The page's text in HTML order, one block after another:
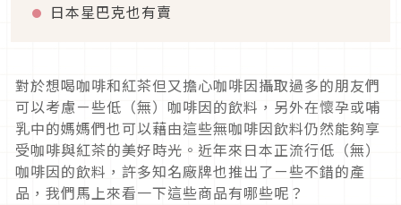
日本星巴克也有賣
對於想喝咖啡和紅茶但又擔心咖啡因攝取過多的朋友們
可以考慮ㄧ些低（無）咖啡因的飲料，另外在懷孕或哺
乳中的媽媽們也可以藉由這些無咖啡因飲料仍然能夠享
受咖啡與紅茶的美好時光。近年來日本正流行低（無）
咖啡因的飲料，許多知名廠牌也推出了ㄧ些不錯的產
品，我們馬上來看一下這些商品有哪些呢？